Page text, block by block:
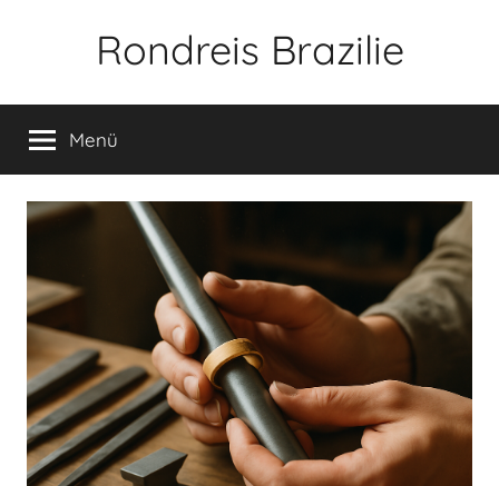
Rondreis Brazilie
Menü